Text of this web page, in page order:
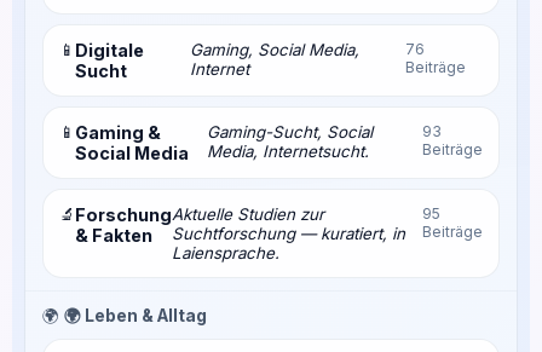
📱 Digitale
Sucht
Gaming, Social Media,
Internet
76
Beiträge
📱 Gaming &
Social Media
Gaming-Sucht, Social
Media, Internetsucht.
93
Beiträge
🔬 Forschung
& Fakten
Aktuelle Studien zur
Suchtforschung — kuratiert, in
Laiensprache.
95
Beiträge
🌍 🌍 Leben & Alltag